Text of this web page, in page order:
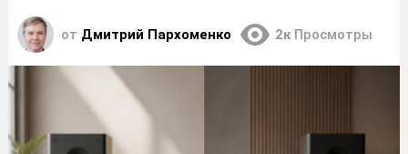
от Дмитрий Пархоменко 2к Просмотры